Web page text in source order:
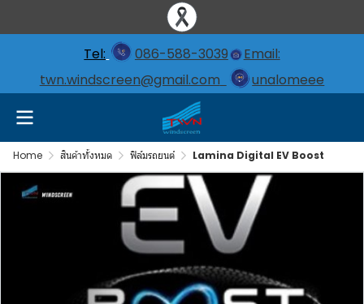
Tel: 086-588-3039
Email:
twn.windscreen@gmail.com
unalomeee
Home สินค้าทั้งหมด ฟิล์มรถยนต์ Lamina Digital EV Boost